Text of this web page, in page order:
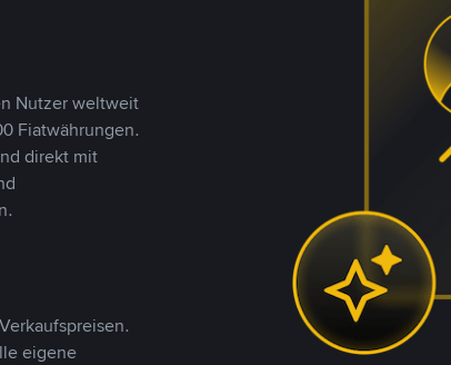
Nutzer weltweit
Fiatwährungen.
direkt mit
eigene